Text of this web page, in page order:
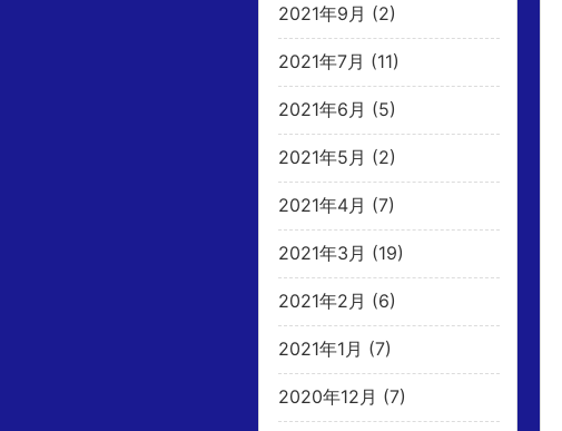
2021年9月 (2)
2021年7月 (11)
2021年6月 (5)
2021年5月 (2)
2021年4月 (7)
2021年3月 (19)
2021年2月 (6)
2021年1月 (7)
2020年12月 (7)